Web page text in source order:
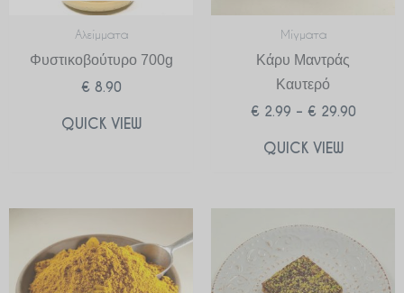
Αλείμματα
Φυστικοβούτυρο 700g
€ 8.90
QUICK VIEW
Μίγματα
Κάρυ Μαντράς
Καυτερό
€ 2.99 – € 29.90
QUICK VIEW
range:
€ 2.99
through
€ 29.90